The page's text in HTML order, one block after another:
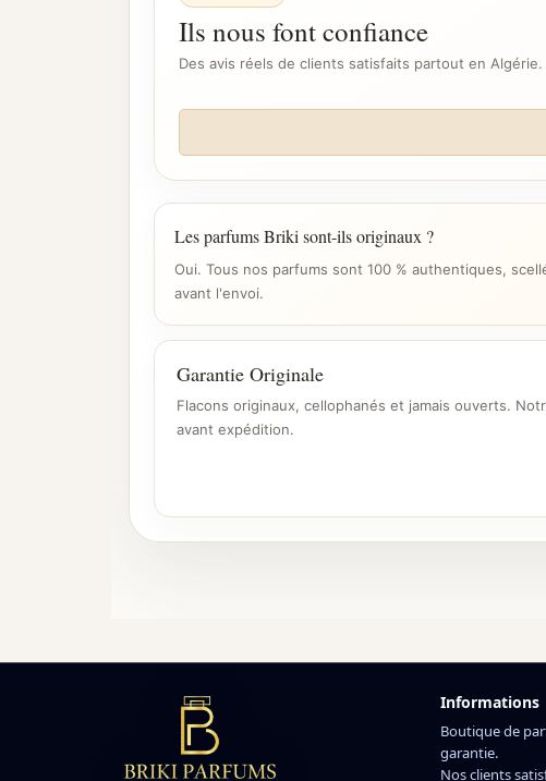
Ils nous font confiance
Des avis réels de clients satisfaits partout en Algérie.
Les parfums Briki sont-ils originaux ?
Oui. Tous nos parfums sont 100 % authentiques,
avant l'envoi.
Garantie Originale
Flacons originaux, cellophanés et jamais ouverts.
avant expédition.
Informations
Boutique de
garantie.
Nos clients